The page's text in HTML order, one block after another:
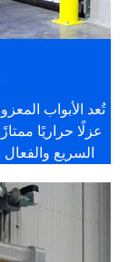
تُعد الأبواب
عزلًا حراريًا
السريع